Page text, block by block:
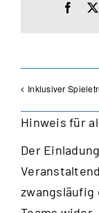
Inklusiver
Hinweis für
Der
zwangsläufig